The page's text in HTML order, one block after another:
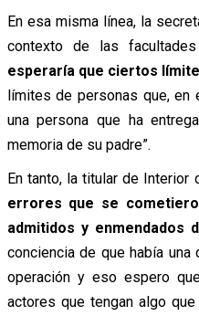
En esa misma línea, la
contexto de las
esperaría que ciertos
límites de personas que, en
una persona que ha
memoria de su padre”.
En tanto, la titular de Interior
errores que se
admitidos y enmendados
conciencia de que había
operación y eso espero
actores que tengan algo